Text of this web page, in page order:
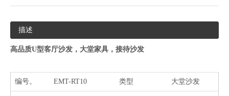
描述
高品质U型客厅沙发，大堂家具，接待沙发
编号。 EMT-RT10 类型 大堂沙发